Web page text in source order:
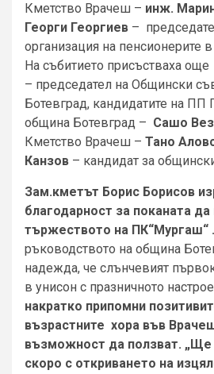
Кметство Врачеш – инж.
Георги Георгиев –
организация на пенсионерите
На събитието присъстваха още
– председател на Общински
Ботевград, кандидатите на
община Ботевград – Сашо
Кметство Врачеш – Тано
Канзов – кандидат за
Зам.кметът Борис Борисов
благодарност за поканата
тържеството на ПК“Мургаш“ .
ръководството на община
надежда, че слънчевият
в унисон с празничното
накратко припомни
възрастните хора във
възможност да ползват. „Ще
скоро с откриването на